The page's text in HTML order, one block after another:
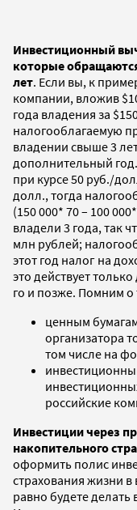
Инвестиционный
которые
лет. Если вы, к
компании, вложив
года владения за
налогооблагаемую
владении свыше 3
дополнительный
при курсе 50 руб./
долл., тогда
(150 000* 70 – 100
владели 3 года, так
млн рублей;
этот год налог на
это действует
го и позже. Помним о
ценным
организатора
том числе на
российские
Инвестиции через
накопительного
оформить полис
страхования жизни
равно будете делать